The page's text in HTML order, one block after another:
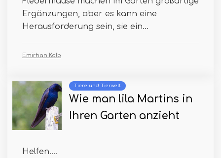
Ergänzungen, aber es kann eine
Herausforderung sein, sie ein...
Emirhan Kolb
Tiere und Tierwelt
Wie man lila Martins in
Ihren Garten anzieht
Helfen....